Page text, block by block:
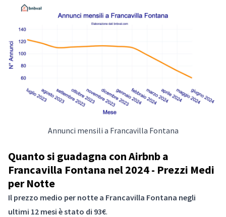
Annunci mensili a Francavilla Fontana
Quanto si guadagna con Airbnb a
Francavilla Fontana nel 2024 - Prezzi Medi
per Notte
Il prezzo medio per notte a Francavilla Fontana negli
ultimi 12 mesi è stato di 93€.